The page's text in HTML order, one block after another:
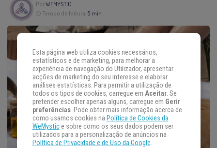
PorWEMYSTIC
Tempo de leitura: 5 min
Esta página web utiliza cookies necessários,
estatísticos e de marketing, para melhorar a
experiência de navegação do Utilizador, apresentar
acções de marketing do seu interesse e elaborar
análises estatísticas. Para permitir a utilização de
todos os tipos de cookies, carregue em Aceitar. Se
pretender escolher apenas alguns, carregue em Gerir
preferências. Pode obter mais informação acerca de
como usamos cookies na Política de Cookies da
WeMystice sobre como os seus dados podem ser
utilizados para a personalização de anúncios na
Política de Privacidade e de Uso da Google.